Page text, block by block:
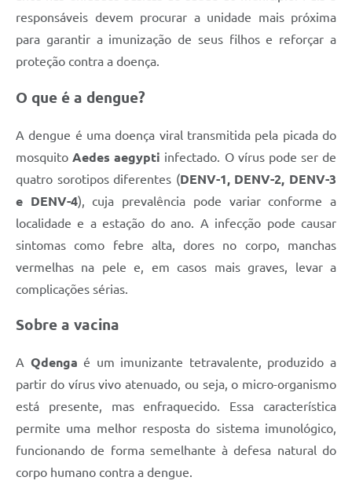
responsáveis devem procurar a unidade mais próxima
para garantir a imunização de seus filhos e reforçar a
proteção contra a doença.
O que é a dengue?
A dengue é uma doença viral transmitida pela picada do
mosquito Aedes aegypti infectado. O vírus pode ser de
quatro sorotipos diferentes (DENV-1, DENV-2, DENV-3
e DENV-4), cuja prevalência pode variar conforme a
localidade e a estação do ano. A infecção pode causar
sintomas como febre alta, dores no corpo, manchas
vermelhas na pele e, em casos mais graves, levar a
complicações sérias.
Sobre a vacina
A Qdenga é um imunizante tetravalente, produzido a
partir do vírus vivo atenuado, ou seja, o micro-organismo
está presente, mas enfraquecido. Essa característica
permite uma melhor resposta do sistema imunológico,
funcionando de forma semelhante à defesa natural do
corpo humano contra a dengue.